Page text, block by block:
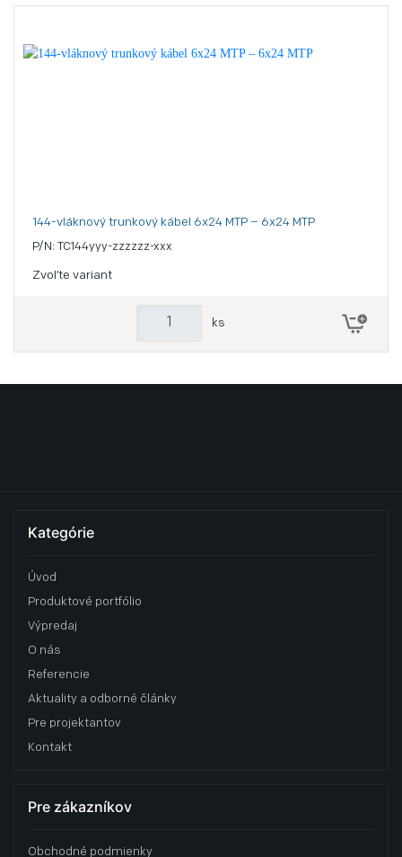
144-vláknový trunkový kábel 6x24 MTP – 6x24 MTP
P/N: TC144yyy-zzzzzz-xxx
Zvoľte variant
ks
Kategórie
Úvod
Produktové portfólio
Výpredaj
O nás
Referencie
Aktuality a odborné články
Pre projektantov
Kontakt
Pre zákazníkov
Obchodné podmienky